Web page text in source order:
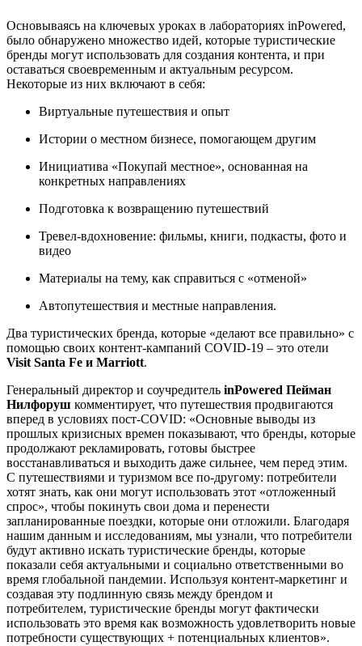
Основываясь на ключевых уроках в лабораториях inPowered,
было обнаружено множество идей, которые туристические
бренды могут использовать для создания контента, и при
оставаться своевременным и актуальным ресурсом.
Некоторые из них включают в себя:
Виртуальные путешествия и опыт
Истории о местном бизнесе, помогающем другим
Инициатива «Покупай местное», основанная на
конкретных направлениях
Подготовка к возвращению путешествий
Тревел-вдохновение: фильмы, книги, подкасты, фото и
видео
Материалы на тему, как справиться с «отменой»
Автопутешествия и местные направления.
Два туристических бренда, которые «делают все правильно» с
помощью своих контент-кампаний COVID-19 – это отели
Visit Santa Fe и Marriott.
Генеральный директор и соучредитель inPowered Пейман
Нилфоруш комментирует, что путешествия продвигаются
вперед в условиях пост-COVID: «Основные выводы из
прошлых кризисных времен показывают, что бренды, которые
продолжают рекламировать, готовы быстрее
восстанавливаться и выходить даже сильнее, чем перед этим.
С путешествиями и туризмом все по-другому: потребители
хотят знать, как они могут использовать этот «отложенный
спрос», чтобы покинуть свои дома и перенести
запланированные поездки, которые они отложили. Благодаря
нашим данным и исследованиям, мы узнали, что потребители
будут активно искать туристические бренды, которые
показали себя актуальными и социально ответственными во
время глобальной пандемии. Используя контент-маркетинг и
создавая эту подлинную связь между брендом и
потребителем, туристические бренды могут фактически
использовать это время как возможность удовлетворить новые
потребности существующих + потенциальных клиентов».